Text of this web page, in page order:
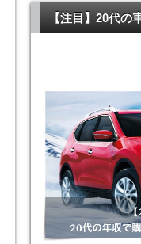
【注目】20代の